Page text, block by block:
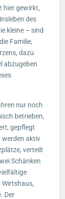
hier gewirkt,
des
kleine – sind
Familie,
dazu
abzugeben
nur noch
betrieben,
gepflegt
werden aktiv
verteilt
Schänken
Der